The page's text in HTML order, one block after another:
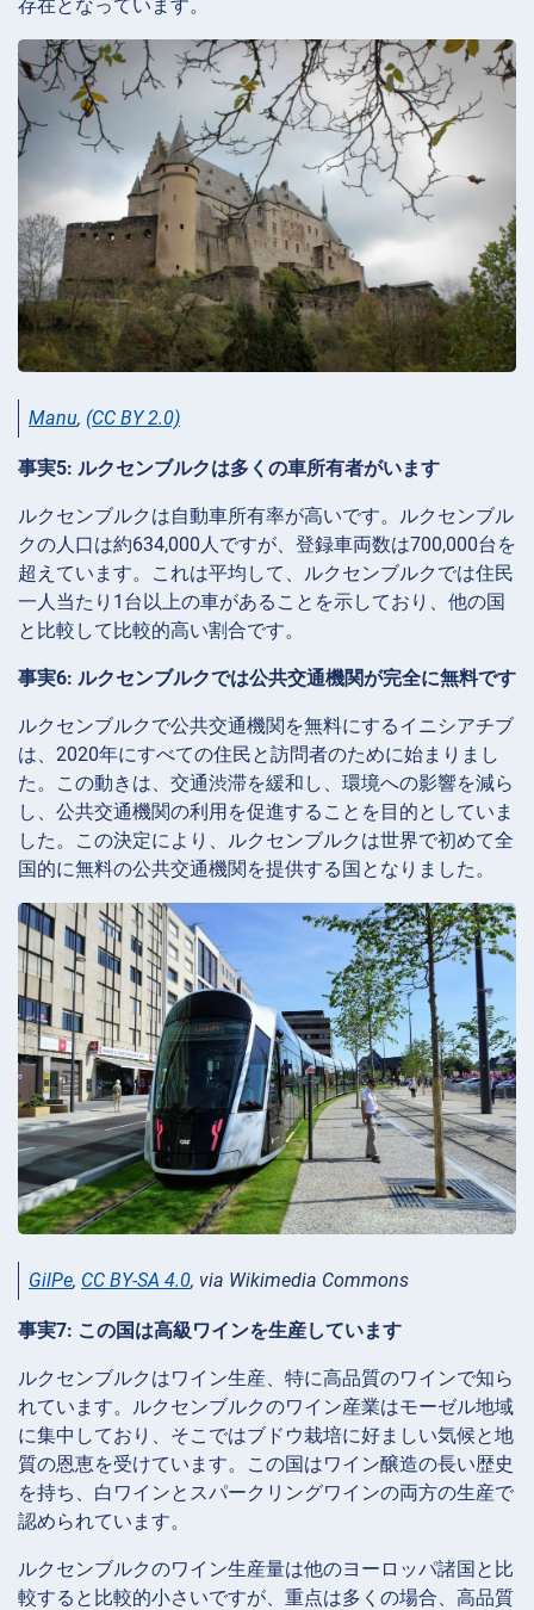
存在となっています。
Manu, (CC BY 2.0)
事実5: ルクセンブルクは多くの車所有者がいます
ルクセンブルクは自動車所有率が高いです。ルクセンブル
クの人口は約634,000人ですが、登録車両数は700,000台を
超えています。これは平均して、ルクセンブルクでは住民
一人当たり1台以上の車があることを示しており、他の国
と比較して比較的高い割合です。
事実6: ルクセンブルクでは公共交通機関が完全に無料です
ルクセンブルクで公共交通機関を無料にするイニシアチブ
は、2020年にすべての住民と訪問者のために始まりまし
た。この動きは、交通渋滞を緩和し、環境への影響を減ら
し、公共交通機関の利用を促進することを目的としていま
した。この決定により、ルクセンブルクは世界で初めて全
国的に無料の公共交通機関を提供する国となりました。
GilPe, CC BY-SA 4.0, via Wikimedia Commons
事実7: この国は高級ワインを生産しています
ルクセンブルクはワイン生産、特に高品質のワインで知ら
れています。ルクセンブルクのワイン産業はモーゼル地域
に集中しており、そこではブドウ栽培に好ましい気候と地
質の恩恵を受けています。この国はワイン醸造の長い歴史
を持ち、白ワインとスパークリングワインの両方の生産で
認められています。
ルクセンブルクのワイン生産量は他のヨーロッパ諸国と比
較すると比較的小さいですが、重点は多くの場合、高品質